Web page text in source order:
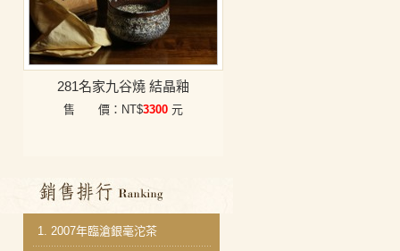
281名家九谷燒 結晶釉
售 價：NT$3300 元
銷售排行
1. 2007年臨滄銀毫沱茶